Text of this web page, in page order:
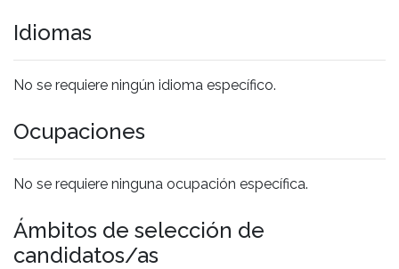
Idiomas
No se requiere ningún idioma específico.
Ocupaciones
No se requiere ninguna ocupación específica.
Ámbitos de selección de
candidatos/as